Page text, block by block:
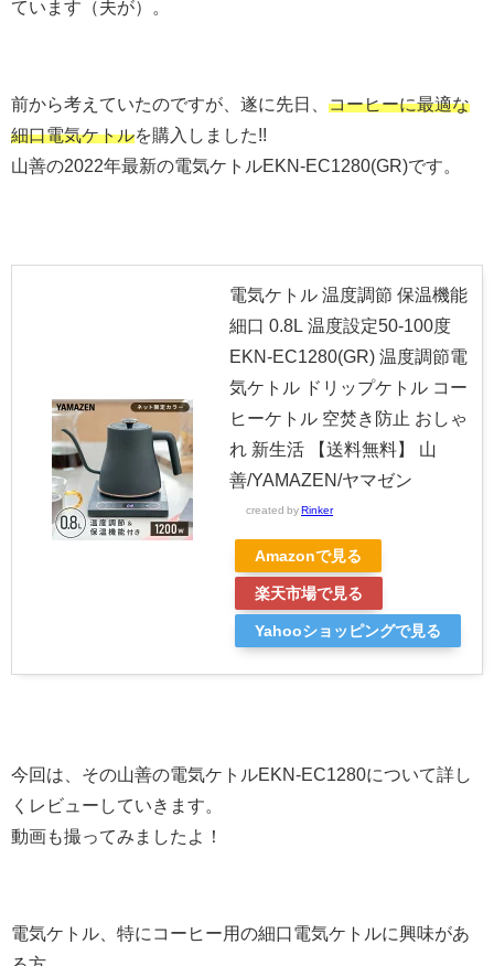
ています（夫が）。
前から考えていたのですが、遂に先日、 コーヒーに最適な
細口電気ケトルを購入しました!!
山善の2022年最新の電気ケトルEKN-EC1280(GR)です。
電気ケトル 温度調節 保温機能
細口 0.8L 温度設定50-100度
EKN-EC1280(GR) 温度調節電
気ケトル ドリップケトル コー
ヒーケトル 空焚き防止 おしゃ
れ 新生活 【送料無料】 山
善/YAMAZEN/ヤマゼン
created by Rinker
Amazonで見る
楽天市場で見る
Yahooショッピングで見る
今回は、その山善の電気ケトルEKN-EC1280について詳し
くレビューしていきます。
動画も撮ってみましたよ！
電気ケトル、特にコーヒー用の細口電気ケトルに興味があ